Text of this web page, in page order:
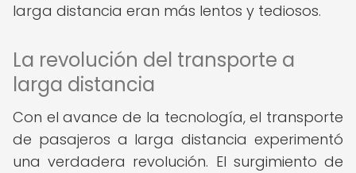
larga distancia eran más lentos y tediosos.
La revolución del transporte a
larga distancia
Con el avance de la tecnología, el transporte
de pasajeros a larga distancia experimentó
una verdadera revolución. El surgimiento de